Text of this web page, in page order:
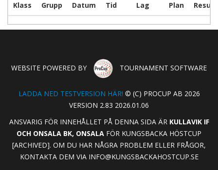
Klass Grupp Datum Tid Lag Plan
WEBSITE POWERED BY TOURNAMENT SOFTWARE
LADDA NED TESTVERSION HÄR! © (C) PROCUP AB 2026
VERSION 2.83 2026.01.06
ANSVARIG FÖR INNEHÅLLET PÅ DENNA SIDA ÄR KULLAVIK IF
OCH ONSALA BK, ONSALA FÖR KUNGSBACKA HÖSTCUP
[ARCHIVED]. OM DU HAR NÅGRA PROBLEM ELLER FRÅGOR,
KONTAKTA DEM VIA INFO@KUNGSBACKAHOSTCUP.SE